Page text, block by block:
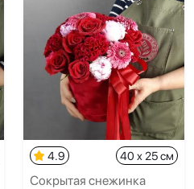
4.9 40 x 25 см
Сокрытая снежинка